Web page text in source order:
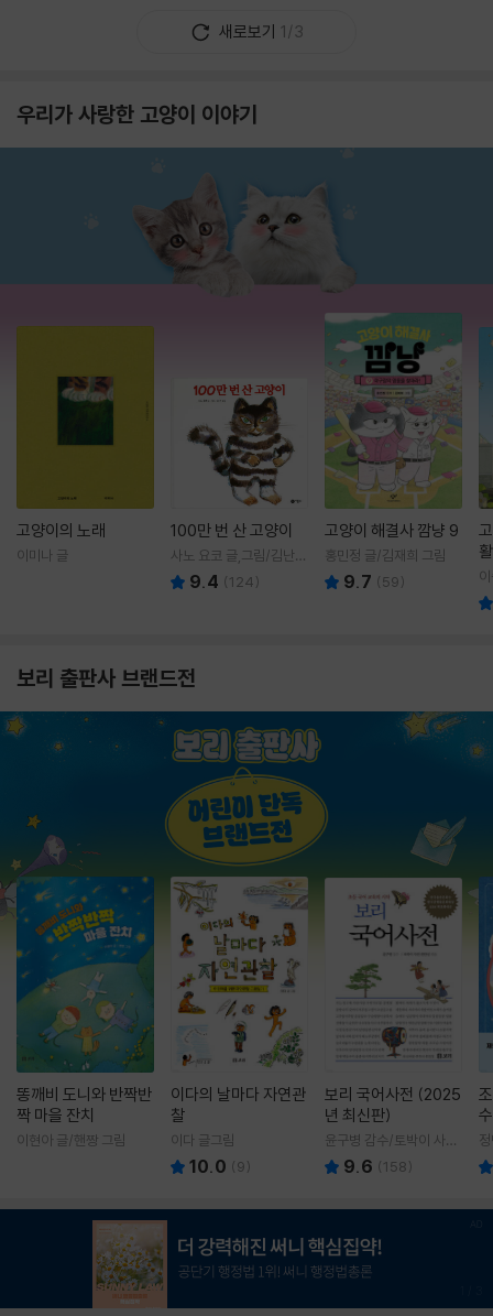
새로보기 1/3
우리가 사랑한 고양이 이야기
고양이의 노래
이미나 글
100만 번 산 고양이
사노 요코 글,그림/김난주
역 9.4 (124)
고양이 해결사 깜냥 9
홍민정 글/김재희 그림
9.7 (59)
보리 출판사 브랜드전
똥깨비 도니와 반짝반
짝 마을 잔치
이현아 글/핸짱 그림
이다의 날마다 자연관
찰
이다 글그림
10.0 (9)
보리 국어사전 (2025
년 최신판)
윤구병 감수/토박이 사전
편찬실 편
9.6 (158)